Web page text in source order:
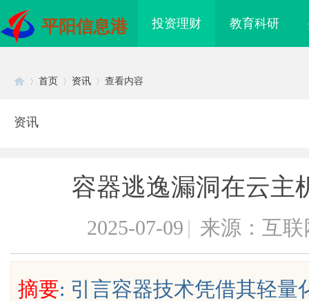
平阳信息港 投资理财 教育科研
首页 资讯 查看内容
资讯
容器逃逸漏洞在云主
2025-07-09 | 来源：互联
摘要: 引言容器技术凭借其轻量